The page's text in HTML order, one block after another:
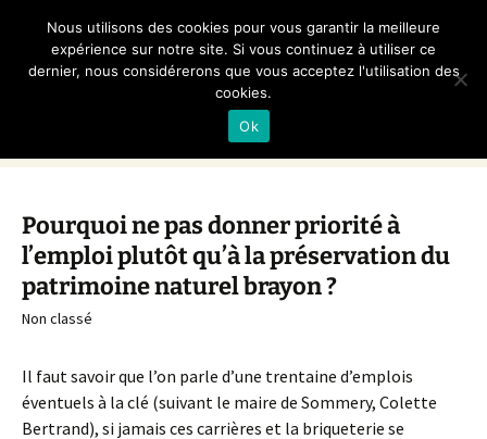
Non aux Carrières et
Briqueteries en Bray
Association loi 1901
au
Pourquoi ne pas donner priorité à
l’emploi plutôt qu’à la préservation du
patrimoine naturel brayon ?
Non classé
Il faut savoir que l’on parle d’une trentaine d’emplois
éventuels à la clé (suivant le maire de Sommery, Colette
Bertrand), si jamais ces carrières et la briqueterie se
Nous utilisons des cookies pour vous garantir la meilleure
expérience sur notre site. Si vous continuez à utiliser ce
dernier, nous considérerons que vous acceptez l'utilisation des
cookies.
Ok